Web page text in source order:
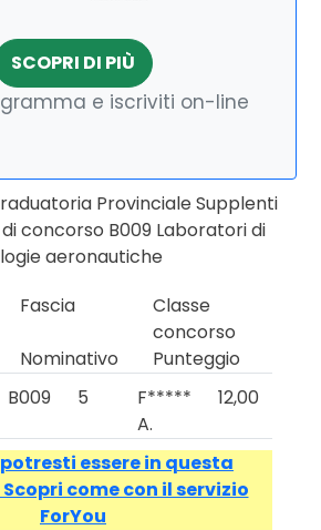
SCOPRI DI PIÙ
e iscriviti on-line
Provinciale Supplenti
concorso B009 Laboratori di
aeronautiche
Fascia
Classe
concorso
Nominativo
Punteggio
B009 5
F*****
A.
12,00
essere in questa
come con il servizio
ForYou